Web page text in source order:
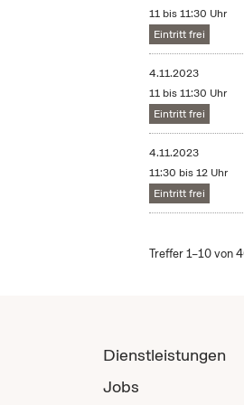
11 bis 11:30 Uhr
Eintritt frei
4.11.2023
11 bis 11:30 Uhr
Eintritt frei
4.11.2023
11:30 bis 12 Uhr
Eintritt frei
Treffer 1–10 von
Dienstleistungen
Jobs